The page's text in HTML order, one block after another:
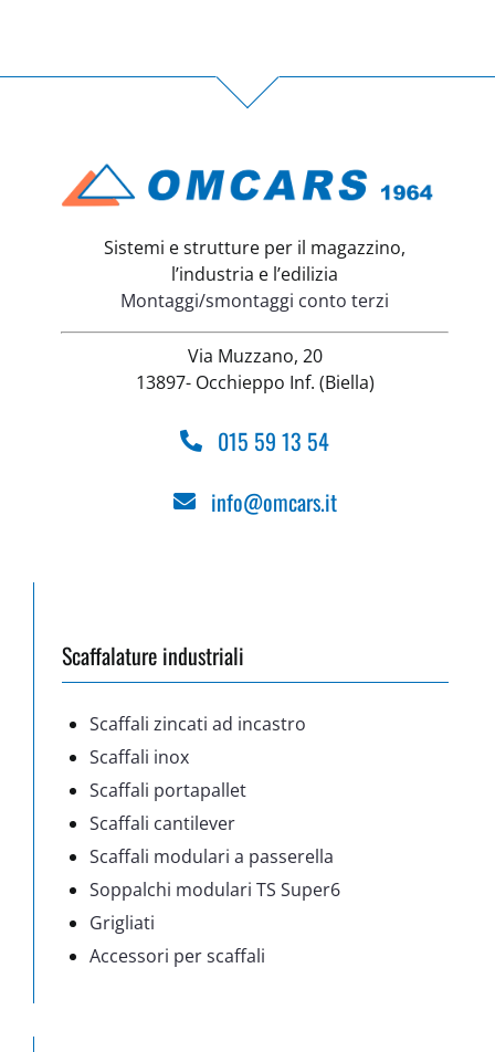
Sistemi e strutture per il magazzino,
l’industria e l’edilizia
Montaggi/smontaggi conto terzi
Via Muzzano, 20
13897- Occhieppo Inf. (Biella)
015 59 13 54
info@omcars.it
Scaffalature industriali
Scaffali zincati ad incastro
Scaffali inox
Scaffali portapallet
Scaffali cantilever
Scaffali modulari a passerella
Soppalchi modulari TS Super6
Grigliati
Accessori per scaffali